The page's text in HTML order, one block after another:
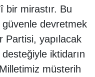
bir mirastır. Bu
güvenle devretmek
Partisi, yapılacak
iktidarın
müsterih